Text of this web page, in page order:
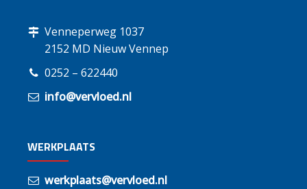
Venneperweg 1037
2152 MD Nieuw Vennep
0252 – 622440
info@vervloed.nl
WERKPLAATS
werkplaats@vervloed.nl